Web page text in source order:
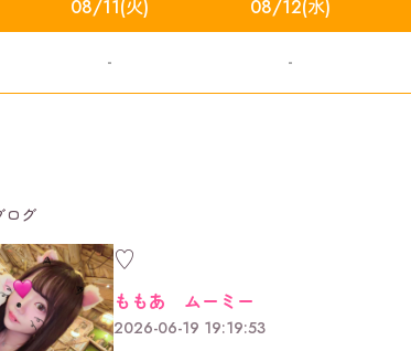
08/11(火)
-
08/12(水)
-
ログ
♡
ももあ ムーミー
2026-06-19 19:19:53